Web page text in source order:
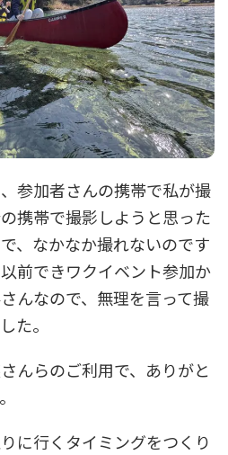
参加者さんの携帯で私が撮
携帯で撮影しようと思った
、なかなか撮れないのです
前できワクイベント参加か
んなので、無理を言って撮
た。
んらのご利用で、ありがと
に行くタイミングをつくり